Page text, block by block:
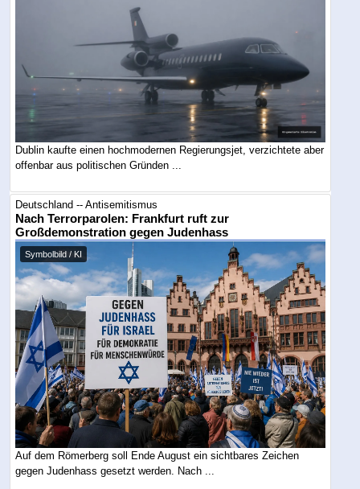
Dublin kaufte einen hochmodernen Regierungsjet, verzichtete aber
offenbar aus politischen Gründen ...
Deutschland -- Antisemitismus
Nach Terrorparolen: Frankfurt ruft zur
Großdemonstration gegen Judenhass
Symbolbild / KI
Auf dem Römerberg soll Ende August ein sichtbares Zeichen
gegen Judenhass gesetzt werden. Nach ...